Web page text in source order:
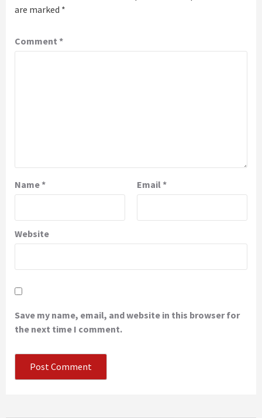
are marked *
Comment *
Name* Email *
Website
Save my name, email, and website in this browser for
the next time I comment.